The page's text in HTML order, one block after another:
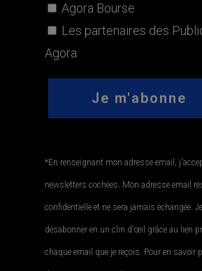
Agora Bourse
Les partenaires des
Agora
*En renseignant mon adresse email,
newsletters cochées. Mon adresse email
confidentielle et ne sera jamais échangée.
désabonner en un clin d'œil grâce au lien
chaque email que je reçois. Pour en savoir